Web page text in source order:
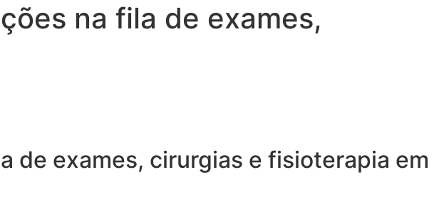
na fila de exames,
de exames, cirurgias e fisioterapia em